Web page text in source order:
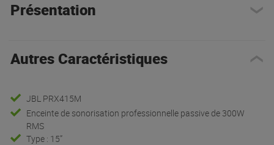
Présentation
Autres Caractéristiques
JBL PRX415M
Enceinte de sonorisation professionnelle passive de 300W
RMS
Type : 15”